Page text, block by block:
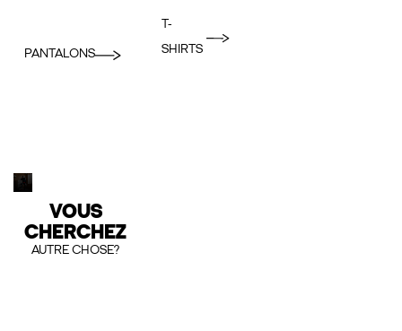
PANTALONS
T-
SHIRTS
VOUS
CHERCHEZ
AUTRE CHOSE?